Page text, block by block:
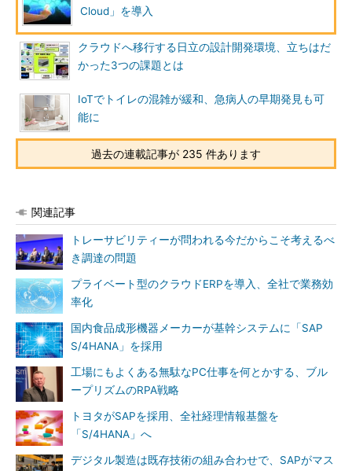
Cloud」を導入
クラウドへ移行する日立の設計開発環境、立ちはだ
かった3つの課題とは
IoTでトイレの混雑が緩和、急病人の早期発見も可
能に
過去の連載記事が 235 件あります
関連記事
トレーサビリティーが問われる今だからこそ考えるべ
き調達の問題
プライベート型のクラウドERPを導入、全社で業務効
率化
国内食品成形機器メーカーが基幹システムに「SAP
S/4HANA」を採用
工場にもよくある無駄なPC仕事を何とかする、ブル
ープリズムのRPA戦略
トヨタがSAPを採用、全社経理情報基盤を
「S/4HANA」へ
デジタル製造は既存技術の組み合わせで、SAPがマス